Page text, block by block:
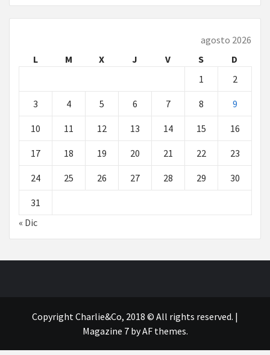
agosto 2026
L
M X J V S
D
1
2
3 4 5 6 7 8 9
10 11 12 13 14 15 16
17 18 19 20 21 22 23
24 25 26 27 28 29 30
31
« Dic
Copyright Charlie&Co, 2018 © All rights reserved. |
Magazine 7by AF themes.